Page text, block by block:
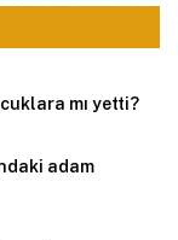
mı yetti?
adam